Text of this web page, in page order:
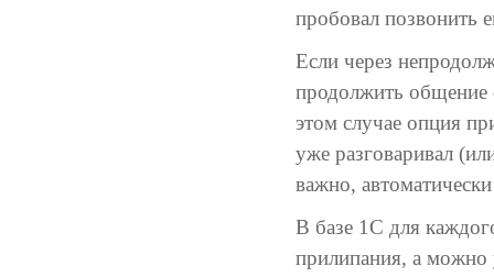
пробовал позвонить
Если через
продолжить общение
этом случае опция
уже разговаривал
важно,
В базе 1С для
прилипания, а можно